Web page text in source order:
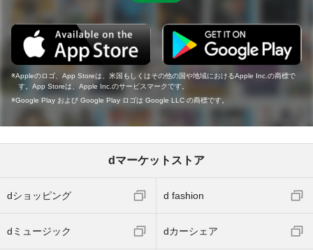
Appleのロゴ、App Storeは、米国もしくはその他の国や地域におけるApple Inc.の商標で
す。App Storeは、Apple Inc.のサービスマークです。
Google Play および Google Play ロゴは Google LLC の商標です。
dマーケットストア
dショッピング d fashion
dミュージック dカーシェア